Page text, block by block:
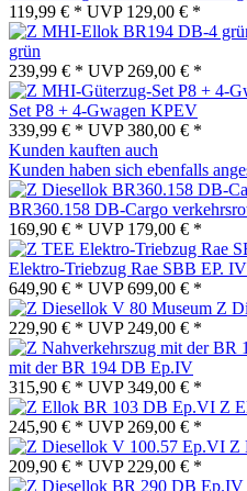
119,99 € * UVP 129,00 € *
grün
239,99 € * UVP 269,00 € *
Set P8 + 4-Gwagen KPEV
339,99 € * UVP380,00 € *
Kunden kauften auch
Kunden haben sich ebenfalls
BR360.158 DB-Cargo
169,90 € * UVP 179,00 € *
Elektro-Triebzug Rae SBB EP.
649,90 € * UVP699,00 € *
Z
229,90 € * UVP 249,00 € *
mit der BR 194 DB Ep.IV
315,90 € * UVP349,00 € *
Z
245,90 € * UVP 269,00 € *
Z
209,90 € * UVP 229,00 € *